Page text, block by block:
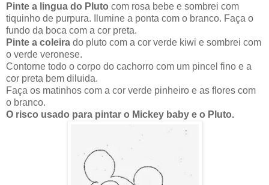
Pinte a lingua do Pluto com rosa bebe e sombrei com
tiquinho de purpura. Ilumine a ponta com o branco. Faça o
fundo da boca com a cor preta.
Pinte a coleira do pluto com a cor verde kiwi e sombrei com
o verde veronese.
Contorne todo o corpo do cachorro com um pincel fino e a
cor preta bem diluida.
Faça os matinhos com a cor verde pinheiro e as flores com
o branco.
O risco usado para pintar o Mickey baby e o Pluto.